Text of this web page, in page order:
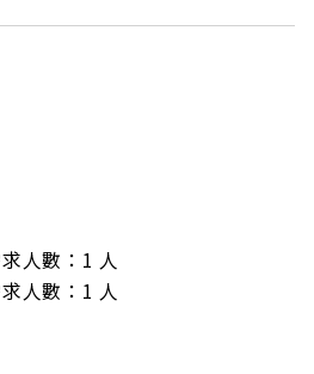
人數：1 人
人數：1 人